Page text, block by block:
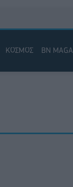
ΚΟΣΜΟΣ BN